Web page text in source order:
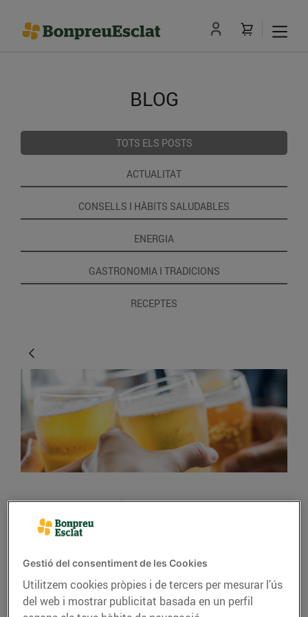
BLOG
TOTS ELS POSTS
ACTUALITAT
CONSELLS I HÀBITS SALUDABLES
ENERGIA
GASTRONOMIA I TRADICIONS
RECEPTES
CONSELLS I HÀBITS SALUDABLES
Els secrets per gaudir
d’una bona cervesa
01/de març/2019
Gestió del consentiment de les Cookies
Utilitzem cookies pròpies i de tercers per mesurar l’ús
del web i mostrar publicitat basada en un perfil